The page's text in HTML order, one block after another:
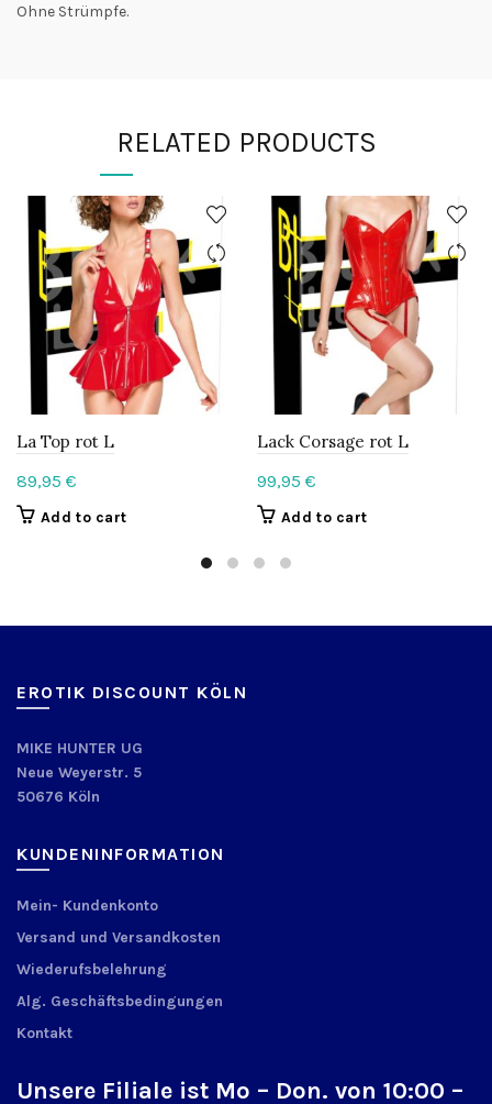
Ohne Strümpfe.
RELATED PRODUCTS
La Top rot L
89,95 €
Add to cart
Lack Corsage rot L
99,95 €
Add to cart
EROTIK DISCOUNT KÖLN
MIKE HUNTER UG
Neue Weyerstr. 5
50676 Köln
KUNDENINFORMATION
Mein- Kundenkonto
Versand und Versandkosten
Wiederufsbelehrung
Alg. Geschäftsbedingungen
Kontakt
Unsere Filiale ist Mo – Don. von 10:00 –